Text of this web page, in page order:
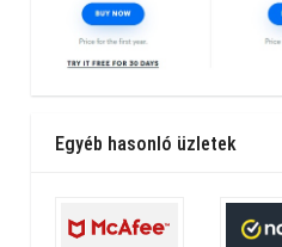
Egyéb hasonló üzletek